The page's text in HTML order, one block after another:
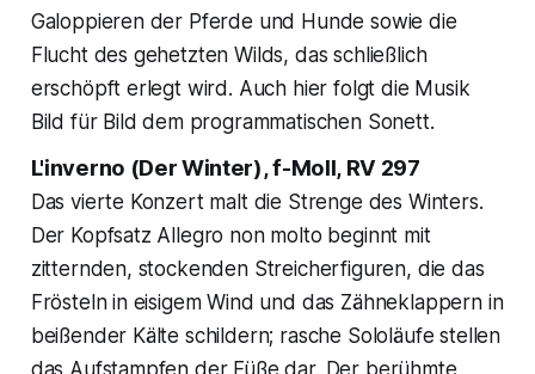
Galoppieren der Pferde und Hunde sowie die
Flucht des gehetzten Wilds, das schließlich
erschöpft erlegt wird. Auch hier folgt die Musik
Bild für Bild dem programmatischen Sonett.
L'inverno (Der Winter), f-Moll, RV 297
Das vierte Konzert malt die Strenge des Winters.
Der Kopfsatz Allegro non molto beginnt mit
zitternden, stockenden Streicherfiguren, die das
Frösteln in eisigem Wind und das Zähneklappern in
beißender Kälte schildern; rasche Sololäufe stellen
das Aufstampfen der Füße dar. Der berühmte